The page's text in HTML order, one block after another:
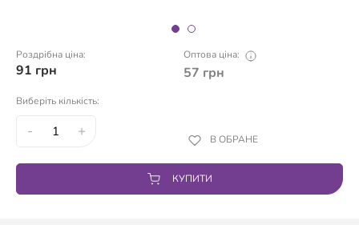
Роздрібна ціна:
91 грн
Оптова ціна:
57 грн
Виберіть кількість:
- + В ОБРАНЕ
КУПИТИ